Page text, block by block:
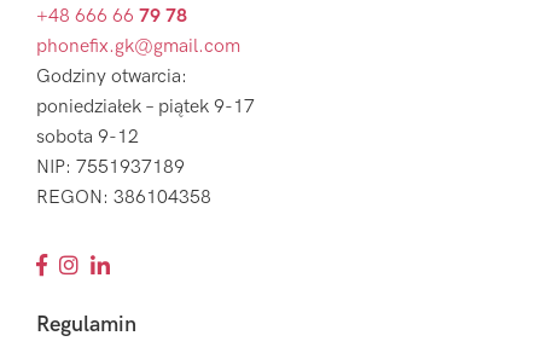
+48 666 66 79 78
phonefix.gk@gmail.com
Godziny otwarcia:
poniedziałek – piątek 9-17
sobota 9-12
NIP: 7551937189
REGON: 386104358
Regulamin